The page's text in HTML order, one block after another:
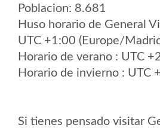
Poblacion: 8.681
Huso horario de General
UTC +1:00 (Europe/
Horario de verano : UTC
Horario de invierno : UTC
Si tienes pensado visitar